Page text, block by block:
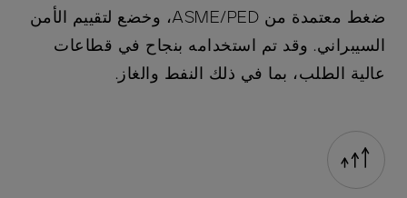
ضغط معتمدة من ASME/PED، وخضع لتقييم الأمن
السيبراني. وقد تم استخدامه بنجاح في قطاعات
عالية الطلب، بما في ذلك النفط والغاز.